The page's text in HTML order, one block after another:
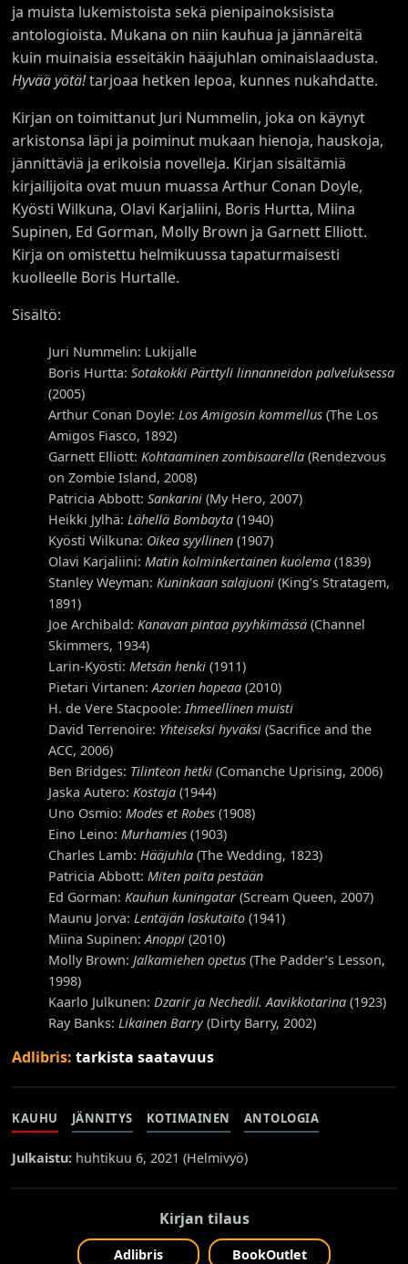
ja muista lukemistoista sekä pienipainoksisista
antologioista. Mukana on niin kauhua ja jännäreitä
kuin muinaisia esseitäkin hääjuhlan ominaislaadusta.
Hyvää yötä!tarjoaa hetken lepoa, kunnes nukahdatte.
Kirjan on toimittanut Juri Nummelin, joka on käynyt
arkistonsa läpi ja poiminut mukaan hienoja, hauskoja,
jännittäviä ja erikoisia novelleja. Kirjan sisältämiä
kirjailijoita ovat muun muassa Arthur Conan Doyle,
Kyösti Wilkuna, Olavi Karjaliini, Boris Hurtta, Miina
Supinen, Ed Gorman, Molly Brown ja Garnett Elliott.
Kirja on omistettu helmikuussa tapaturmaisesti
kuolleelle Boris Hurtalle.
Sisältö:
Juri Nummelin: Lukijalle
Boris Hurtta:Sotakokki Pärttyli linnanneidon palveluksessa
(2005)
Arthur Conan Doyle: Los Amigosin kommellus (The Los
Amigos Fiasco, 1892)
Garnett Elliott: Kohtaaminen zombisaarella (Rendezvous
on Zombie Island, 2008)
Patricia Abbott:Sankarini (My Hero, 2007)
Heikki Jylhä: Lähellä Bombayta (1940)
Kyösti Wilkuna: Oikea syyllinen (1907)
Olavi Karjaliini: Matin kolminkertainen kuolema (1839)
Stanley Weyman: Kuninkaan salajuoni (King’s Stratagem,
1891)
Joe Archibald: Kanavan pintaa pyyhkimässä (Channel
Skimmers, 1934)
Larin-Kyösti: Metsän henki(1911)
Pietari Virtanen:Azorien hopeaa (2010)
H. de Vere Stacpoole: Ihmeellinen muisti
David Terrenoire: Yhteiseksi hyväksi (Sacrifice and the
ACC, 2006)
Ben Bridges: Tilinteon hetki (Comanche Uprising, 2006)
Jaska Autero: Kostaja (1944)
Uno Osmio: Modes et Robes (1908)
Eino Leino: Murhamies (1903)
Charles Lamb: Hääjuhla (The Wedding, 1823)
Patricia Abbott: Miten paita pestään
Ed Gorman: Kauhun kuningatar (Scream Queen, 2007)
Maunu Jorva: Lentäjän laskutaito (1941)
Miina Supinen:Anoppi (2010)
Molly Brown: Jalkamiehen opetus (The Padder’s Lesson,
1998)
Kaarlo Julkunen: Dzarir ja Nechedil. Aavikkotarina (1923)
Ray Banks: Likainen Barry(Dirty Barry, 2002)
Adlibris:tarkista saatavuus
KAUHU JÄNNITYS KOTIMAINEN ANTOLOGIA
Julkaistu: huhtikuu 6, 2021 (Helmivyö)
Kirjan tilaus
Adlibris BookOutlet